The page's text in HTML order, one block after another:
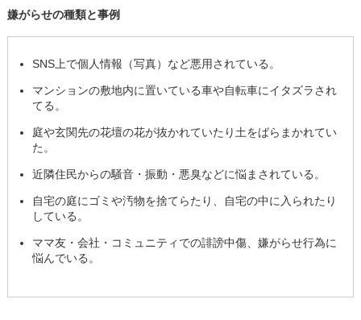
嫌がらせの種類と事例
SNS上で個人情報（写真）など悪用されている。
マンションの敷地内に置いている車や自転車にイタズラされ
てる。
庭や玄関先の花壇の花が抜かれていたり土をばらまかれてい
た。
近隣住民からの騒音・振動・悪臭などに悩まされている。
自宅の庭にゴミや汚物を捨てらたり、自宅の中に入られたり
している。
ママ友・会社・コミュニティでの誹謗中傷、嫌がらせ行為に
悩んでいる。